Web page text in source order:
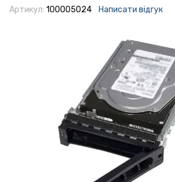
Артикул: 100005024 Написати відгук